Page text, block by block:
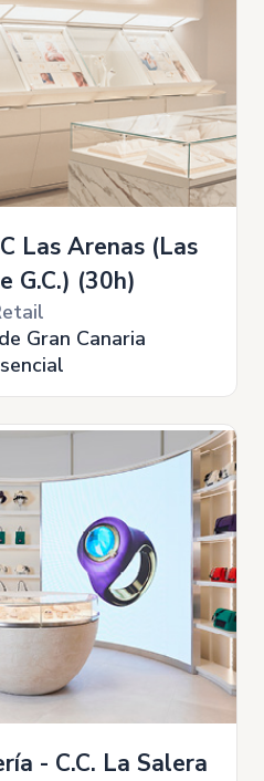
Las Arenas (Las
G.C.) (30h)
Gran Canaria
- C.C. La Salera